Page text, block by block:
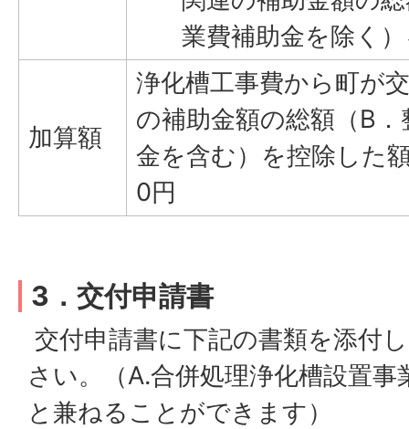
業費補助金を除く
加算額
浄化槽工事費から町が
の補助金額の総額（B
金を含む）を控除した
0円
3．交付申請書
交付申請書に下記の書類を添付
さい。（A.合併処理浄化槽設置事
と兼ねることができます）